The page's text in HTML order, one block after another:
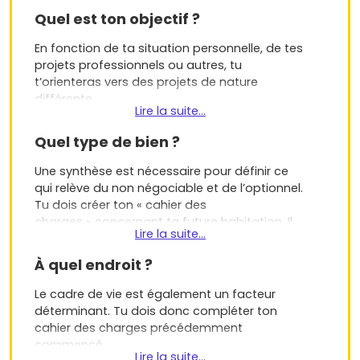
un processus demandant avant tout de faire le
point en te posant les bonnes questions.
L’hypothèse de départ : tu souhaites acheter un
bien et l’habiter*.
*Cette nuance est importante car si tu étais un
investisseur, la logique serait différente sous
Quel est ton objectif ?
En fonction de ta situation personnelle, de tes
projets professionnels ou autres, tu
t’orienteras vers des projets de nature
différente.
l’acquisition d’un bien « tremplin » dont les
caractéristiques standards t’assureront une
revente aisée et avec un peu de chance, une
plus-value.
En revanche, si tu te projettes sur du long
terme, même si personne ne sait de quoi
demain sera fait, tu oseras peut-être un bien
« coup de cœur » aux critères plus atypiques.
Lire la suite...
Quel type de bien ?
Une synthèse est nécessaire pour définir ce
qui relève du non négociable et de l’optionnel.
Tu dois créer ton « cahier des
charges » concernant ta future habitation. Il
n’y a pas de liste type mais quelques choix à
faire et quelques positions à prendre.
Sais-tu déjà combien de pièces et/ou quelle
surface dont tu as besoin ?
Lire la suite...
À quel endroit ?
Le cadre de vie est également un facteur
déterminant. Tu dois donc compléter ton
cahier des charges précédemment
commencé.
Lire la suite...